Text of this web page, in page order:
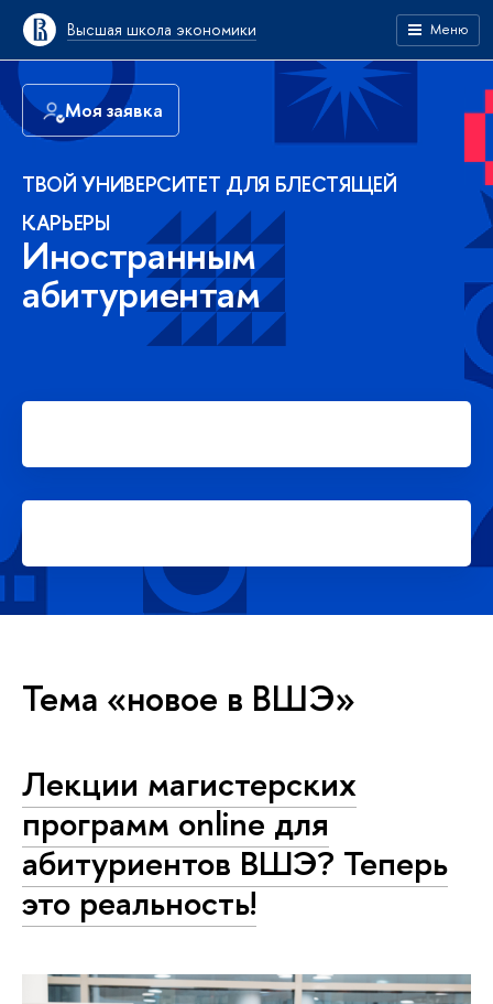
Высшая школа экономики Меню
Моя заявка
ТВОЙ УНИВЕРСИТЕТ ДЛЯ БЛЕСТЯЩЕЙ
КАРЬЕРЫ
Иностранным
абитуриентам
Тема «новое в ВШЭ»
Лекции магистерских
программ online для
абитуриентов ВШЭ? Теперь
это реальность!